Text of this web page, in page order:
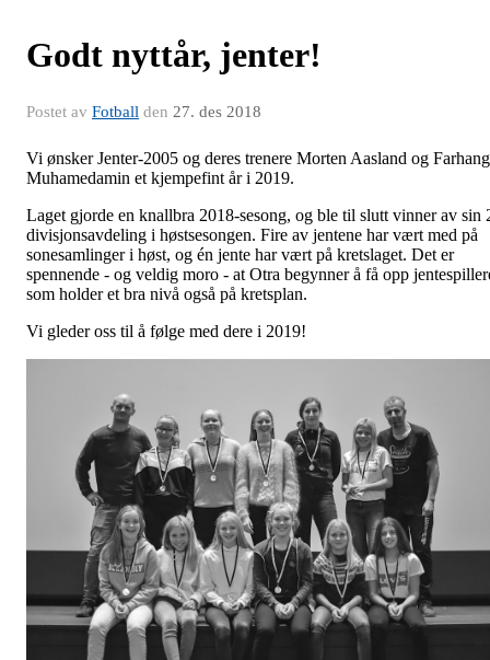
Godt nyttår, jenter!
Postet av Fotball den 27. des 2018
Vi ønsker Jenter-2005 og deres trenere Morten Aasland og Farhang
Muhamedamin et kjempefint år i 2019.
Laget gjorde en knallbra 2018-sesong, og ble til slutt vinner av sin
divisjonsavdeling i høstsesongen. Fire av jentene har vært med på
sonesamlinger i høst, og én jente har vært på kretslaget. Det er
spennende - og veldig moro - at Otra begynner å få opp
som holder et bra nivå også på kretsplan.
Vi gleder oss til å følge med dere i 2019!